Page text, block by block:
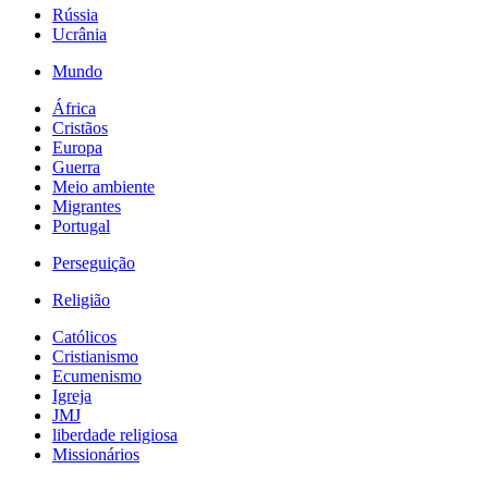
Rússia
Ucrânia
Mundo
África
Cristãos
Europa
Guerra
Meio ambiente
Migrantes
Portugal
Perseguição
Religião
Católicos
Cristianismo
Ecumenismo
Igreja
JMJ
liberdade religiosa
Missionários